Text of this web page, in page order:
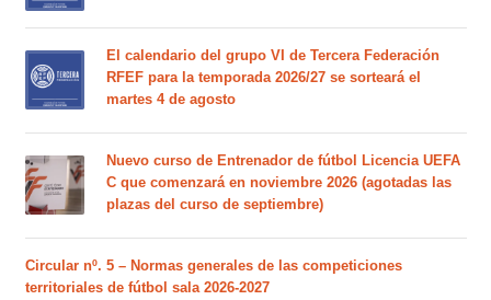
El calendario del grupo VI de Tercera Federación
RFEF para la temporada 2026/27 se sorteará el
martes 4 de agosto
Nuevo curso de Entrenador de fútbol Licencia UEFA
C que comenzará en noviembre 2026 (agotadas las
plazas del curso de septiembre)
Circular nº. 5 – Normas generales de las competiciones
territoriales de fútbol sala 2026-2027